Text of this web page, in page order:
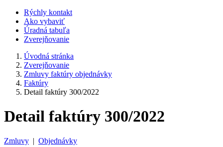
Rýchly kontakt
Ako vybaviť
Úradná tabuľa
Zverejňovanie
Úvodná stránka
Zverejňovanie
Zmluvy faktúry objednávky
Faktúry
Detail faktúry 300/2022
Detail faktúry 300/2022
Zmluvy | Objednávky